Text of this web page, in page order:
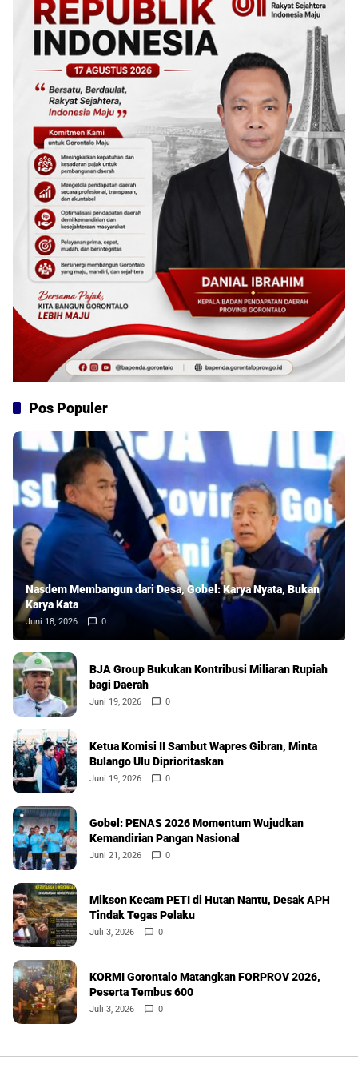
Pos Populer
Nasdem Membangun dari Desa, Gobel: Karya Nyata, Bukan
Karya Kata
Juni 18, 2026 0
BJA Group Bukukan Kontribusi Miliaran Rupiah
bagi Daerah
Juni 19, 2026 0
Ketua Komisi II Sambut Wapres Gibran, Minta
Bulango Ulu Diprioritaskan
Juni 19, 2026 0
Gobel: PENAS 2026 Momentum Wujudkan
Kemandirian Pangan Nasional
Juni 21, 2026 0
Mikson Kecam PETI di Hutan Nantu, Desak APH
Tindak Tegas Pelaku
Juli 3, 2026 0
KORMI Gorontalo Matangkan FORPROV 2026,
Peserta Tembus 600
Juli 3, 2026 0